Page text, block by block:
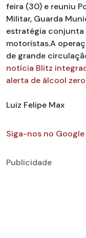
feira (30) e reuniu
Militar, Guarda
estratégia conjunta
motoristas.A
de grande
notícia Blitz
alerta de álcool
Luiz Felipe Max
Siga-nos no Google
Publicidade